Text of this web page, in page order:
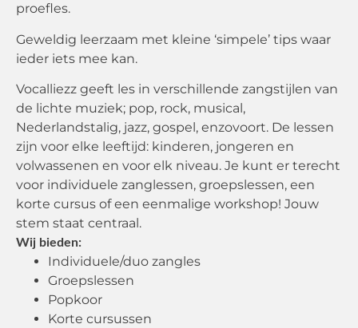
proefles.
Geweldig leerzaam met kleine ‘simpele’ tips waar
ieder iets mee kan.
Vocalliezz geeft les in verschillende zangstijlen van
de lichte muziek; pop, rock, musical,
Nederlandstalig, jazz, gospel, enzovoort. De lessen
zijn voor elke leeftijd: kinderen, jongeren en
volwassenen en voor elk niveau. Je kunt er terecht
voor individuele zanglessen, groepslessen, een
korte cursus of een eenmalige workshop! Jouw
stem staat centraal.
Wij bieden:
Individuele/duo zangles
Groepslessen
Popkoor
Korte cursussen